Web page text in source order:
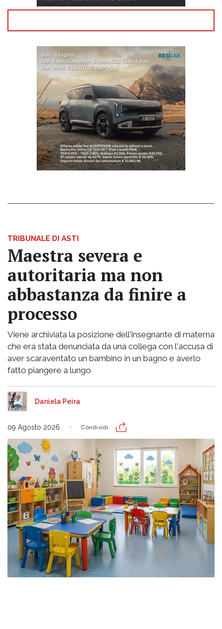
TRIBUNALE DI ASTI
Maestra severa e
autoritaria ma non
abbastanza da finire a
processo
Viene archiviata la posizione dell'insegnante di materna
che era stata denunciata da una collega con l'accusa di
aver scaraventato un bambino in un bagno e averlo
fatto piangere a lungo
Daniela Peira
09 Agosto 2026 Condividi